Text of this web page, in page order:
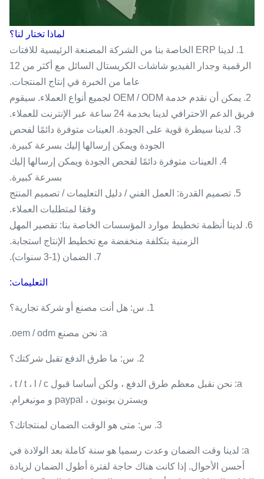
لماذا تختار لنا؟
1. لدينا ERP الخاصة بنا من الشركة المصنعة الرئيسية للافتات
الرقمية وجدار الفيديو شاشات الكريستال السائل مع أكثر من 12
عاما من الخبرة في إنتاج المنتجات.
2. يمكن أن نقدم خدمة OEM / ODM لجميع أنواع العملاء. سيقوم
فريق الدعم الاحترافي لدينا بخدمة 24 ساعة عبر الإنترنت للعملاء.
3. لدينا سيطرة قوية على الجودة. العينات متوفرة دائمًا لفحص
الجودة ويمكن إرسالها إليك بسرعة كبيرة.
4. العينات متوفرة دائمًا لفحص الجودة ويمكن إرسالها إليك
بسرعة كبيرة.
5. تصميم القدرة: العمل الفني / دليل التعليمات / تصميم المنتج
وفقا لمتطلبات العملاء.
6. لدينا أنظمة تخطيط موارد المؤسسات الخاصة بنا: تقصير المهل
الزمنية بتكلفة منخفضة مع تخطيط الإنتاج استجابة.
7. الضمان (1-3 سنوات).
التعليمات:
1. س: هل أنت مصنع أو شركة تجارية؟
a: نحن مصنع oem / odm.
2. س: ما طرق الدفع تقبل شركتك؟
a: نحن نقبل معظم طرق الدفع ، ولكن أساسا قبول t / t ، l / c ،
ويسترن يونيون ، paypal و مونيغرام.
3. س: متى هو الوقت الضمان لمنتجاتك؟
a: لدينا وقت الضمان وعدت رسميا هو سنة كاملة بعد الولادة في
أحسن الأحوال. إذا كانت هناك حاجة لفترة أطول الضمان لزيادة